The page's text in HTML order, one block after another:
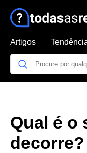
Artigos
Qual é o
decorre?